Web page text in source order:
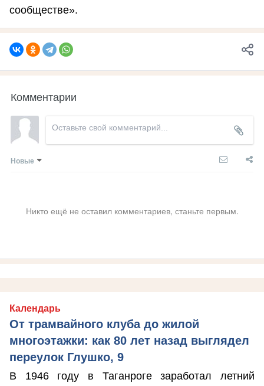
сообществе».
Комментарии
Новые
Никто ещё не оставил комментариев, станьте первым.
Календарь
От трамвайного клуба до жилой
многоэтажки: как 80 лет назад выглядел
переулок Глушко, 9
В 1946 году в Таганроге заработал летний